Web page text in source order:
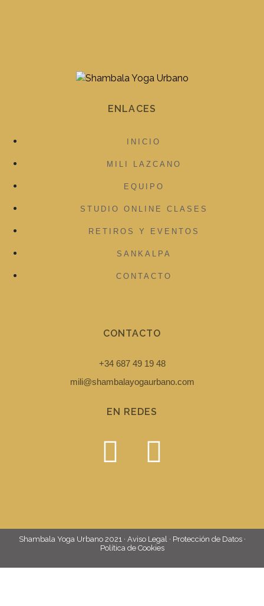
ENLACES
INICIO
MILI LAZCANO
EQUIPO
STUDIO ONLINE CLASES
RETIROS Y EVENTOS
SANKALPA
CONTACTO
CONTACTO
+34 687 49 19 48
mili@shambalayogaurbano.com
EN REDES
Shambala Yoga Urbano 2021 · Aviso Legal · Protección de Datos ·
Política de Cookies